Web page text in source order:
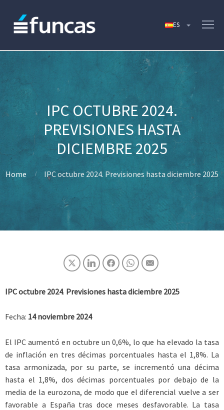
IPC OCTUBRE 2024.
PREVISIONES HASTA
DICIEMBRE 2025
Home IPC octubre 2024. Previsiones hasta diciembre 2025
IPC octubre 2024. Previsiones hasta diciembre 2025
Fecha: 14 noviembre 2024
El IPC aumentó en octubre un 0,6%, lo que ha elevado la tasa
de inflación en tres décimas porcentuales hasta el 1,8%. La
tasa armonizada, por su parte, se incrementó una décima
hasta el 1,8%, dos décimas porcentuales por debajo de la
media de la eurozona, de modo que el diferencial vuelve a ser
favorable a España tras doce meses desfavorable. La tasa